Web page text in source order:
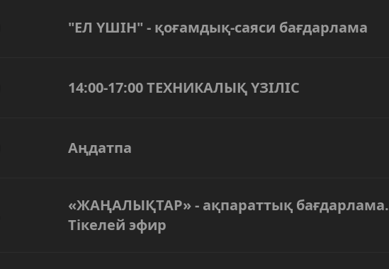
"ЕЛ ҮШІН" - қоғамдық-саяси бағдарлама
14:00-17:00 ТЕХНИКАЛЫҚ ҮЗІЛІС
Аңдатпа
«ЖАҢАЛЫҚТАР» - ақпараттық бағдарлама.
Тікелей эфир